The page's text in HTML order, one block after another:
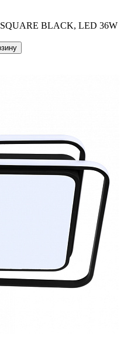
BLACK, LED 36W